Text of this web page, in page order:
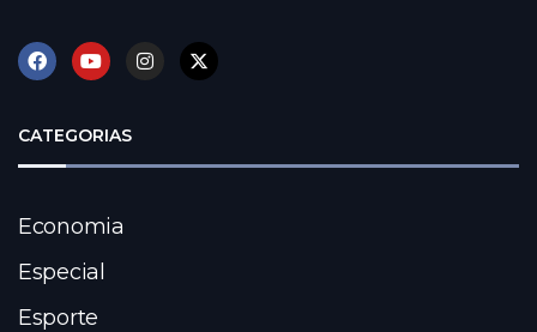
CATEGORIAS
Economia
Especial
Esporte